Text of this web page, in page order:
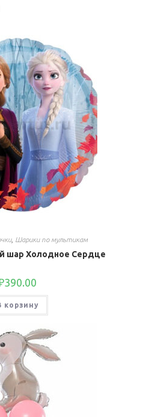
, Шарики по мультикам
шар Холодное Сердце
390.00
корзину